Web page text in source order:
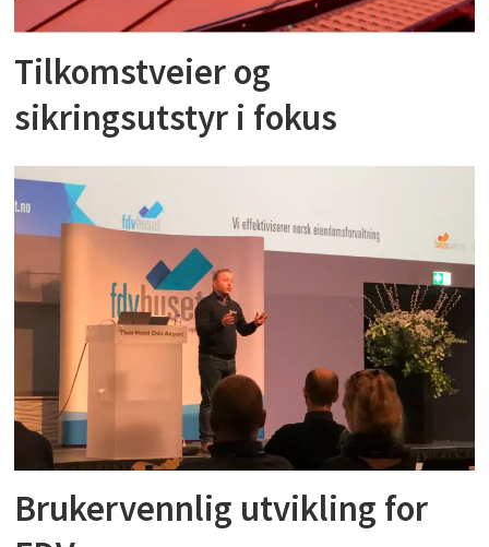
Tilkomstveier og
sikringsutstyr i fokus
Brukervennlig utvikling for